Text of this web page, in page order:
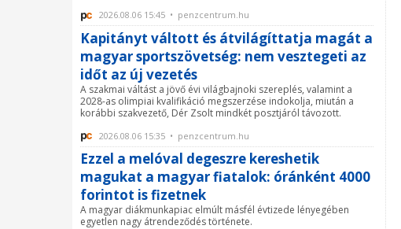
2026.08.06 15:45 • penzcentrum.hu
Kapitányt váltott és átvilágíttatja magát a
magyar sportszövetség: nem vesztegeti az
időt az új vezetés
A szakmai váltást a jövő évi világbajnoki szereplés, valamint a
2028-as olimpiai kvalifikáció megszerzése indokolja, miután a
korábbi szakvezető, Dér Zsolt mindkét posztjáról távozott.
2026.08.06 15:35 • penzcentrum.hu
Ezzel a melóval degeszre kereshetik
magukat a magyar fiatalok: óránként 4000
forintot is fizetnek
A magyar diákmunkapiac elmúlt másfél évtizede lényegében
egyetlen nagy átrendeződés története.